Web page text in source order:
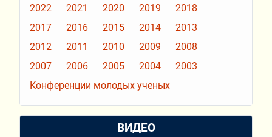
2022
2021 2020 2019
2018
2017
2016 2015 2014
2013
2012
2011 2010 2009
2008
2007
2006 2005 2004
2003
Конференции молодых ученых
ВИДЕО